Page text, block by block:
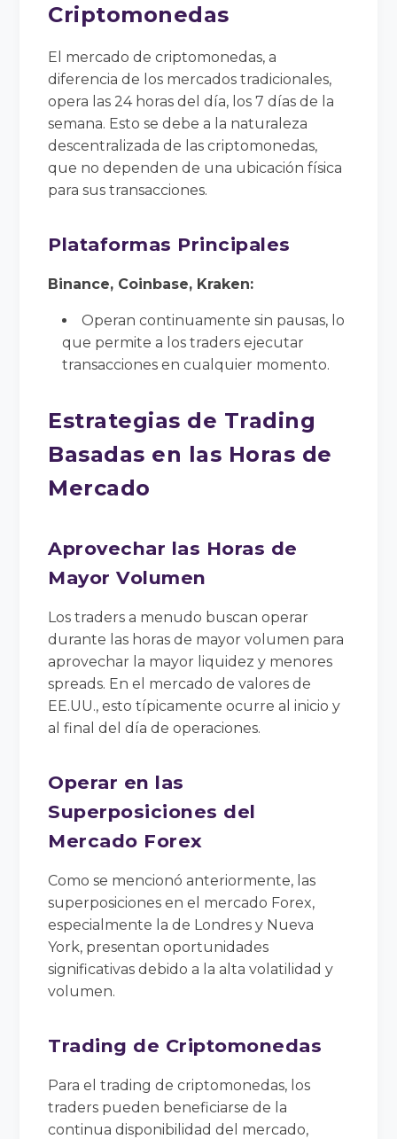
Criptomonedas
El mercado de criptomonedas, a
diferencia de los mercados tradicionales,
opera las 24 horas del día, los 7 días de la
semana. Esto se debe a la naturaleza
descentralizada de las criptomonedas,
que no dependen de una ubicación física
para sus transacciones.
Plataformas Principales
Binance, Coinbase, Kraken:
Operan continuamente sin pausas, lo
que permite a los traders ejecutar
transacciones en cualquier momento.
Estrategias de Trading
Basadas en las Horas de
Mercado
Aprovechar las Horas de
Mayor Volumen
Los traders a menudo buscan operar
durante las horas de mayor volumen para
aprovechar la mayor liquidez y menores
spreads. En el mercado de valores de
EE.UU., esto típicamente ocurre al inicio y
al final del día de operaciones.
Operar en las
Superposiciones del
Mercado Forex
Como se mencionó anteriormente, las
superposiciones en el mercado Forex,
especialmente la de Londres y Nueva
York, presentan oportunidades
significativas debido a la alta volatilidad y
volumen.
Trading de Criptomonedas
Para el trading de criptomonedas, los
traders pueden beneficiarse de la
continua disponibilidad del mercado,